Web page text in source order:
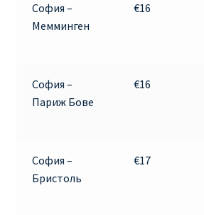
ДЕШЕВЫЕ АВИАБИЛЕТЫ В ПАРИЖ
ИНФОРМАЦИЯ ДЛЯ ПАССАЖИРОВ
ЗАДЕРЖКА, ОТМЕНА, ПЕРЕНОС
София –
Мемминген
€16
София –
Париж Бове
€16
София –
Бристоль
€17